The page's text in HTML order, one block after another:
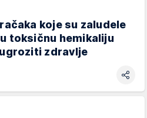
koje su zaludele
toksičnu hemikaliju
zdravlje